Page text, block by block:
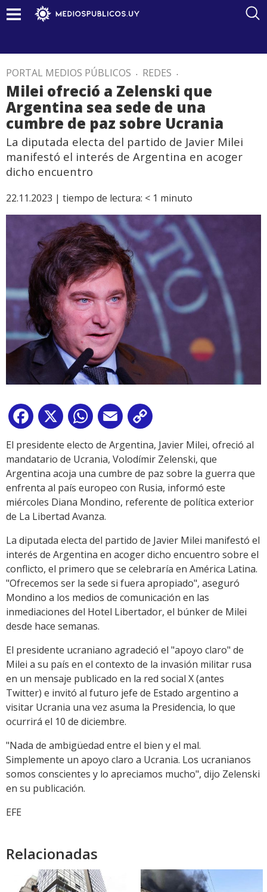
PORTAL MEDIOS PÚBLICOS . REDES .
Milei ofreció a Zelenski que
Argentina sea sede de una
cumbre de paz sobre Ucrania
La diputada electa del partido de Javier Milei
manifestó el interés de Argentina en acoger
dicho encuentro
22.11.2023 | tiempo de lectura: < 1 minuto
Facebook
X WhatsApp
Email
Link
El presidente electo de Argentina, Javier Milei, ofreció al
mandatario de Ucrania, Volodímir Zelenski, que
Argentina acoja una cumbre de paz sobre la guerra que
enfrenta al país europeo con Rusia, informó este
miércoles Diana Mondino, referente de política exterior
de La Libertad Avanza.
La diputada electa del partido de Javier Milei manifestó el
interés de Argentina en acoger dicho encuentro sobre el
conflicto, el primero que se celebraría en América Latina.
"Ofrecemos ser la sede si fuera apropiado", aseguró
Mondino a los medios de comunicación en las
inmediaciones del Hotel Libertador, el búnker de Milei
desde hace semanas.
El presidente ucraniano agradeció el "apoyo claro" de
Milei a su país en el contexto de la invasión militar rusa
en un mensaje publicado en la red social X (antes
Twitter) e invitó al futuro jefe de Estado argentino a
visitar Ucrania una vez asuma la Presidencia, lo que
ocurrirá el 10 de diciembre.
"Nada de ambigüedad entre el bien y el mal.
Simplemente un apoyo claro a Ucrania. Los ucranianos
somos conscientes y lo apreciamos mucho", dijo Zelenski
en su publicación.
EFE
Relacionadas